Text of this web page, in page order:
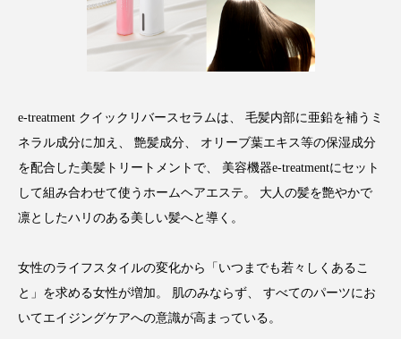
インナービューティーアワード2025受賞商品
ウェアラブルデバイス ウェルネス
エクソソーム オーガニック オゾン
カカイオイル ガジェット
クルエルティフリー クレンジング
ケーススタディ
e-treatment クイックリバースセラムは、 毛髪内部に亜鉛を補うミ
ネラル成分に加え、 艶髪成分、 オリーブ葉エキス等の保湿成分
を配合した美髪トリートメントで、 美容機器e-treatmentにセット
して組み合わせて使うホームヘアエステ。 大人の髪を艶やかで
凛としたハリのある美しい髪へと導く。
女性のライフスタイルの変化から「いつまでも若々しくあるこ
と」を求める女性が増加。 肌のみならず、 すべてのパーツにお
いてエイジングケアへの意識が高まっている。